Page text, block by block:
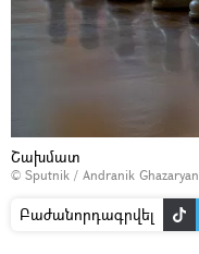
Շախմատ
© Sputnik / Andranik Ghazaryan
Բաժանորդագրվել